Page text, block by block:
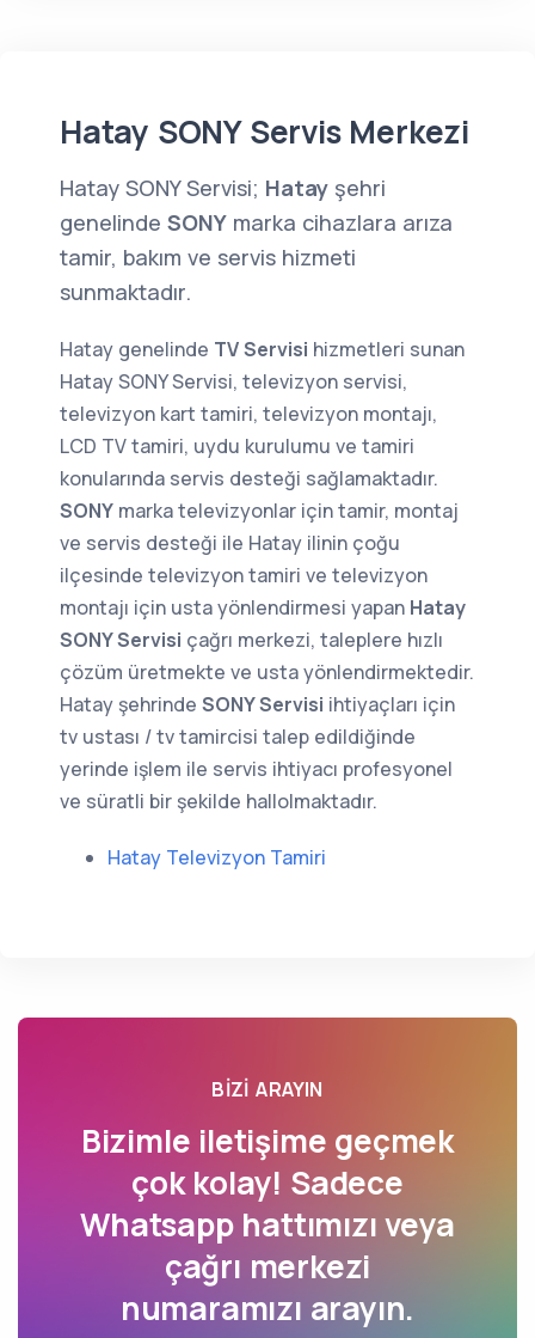
Hatay SONY Servis Merkezi
Hatay SONY Servisi; Hatay şehri
genelinde SONY marka cihazlara arıza
tamir, bakım ve servis hizmeti
sunmaktadır.
Hatay genelinde TV Servisi hizmetleri sunan
Hatay SONY Servisi, televizyon servisi,
televizyon kart tamiri, televizyon montajı,
LCD TV tamiri, uydu kurulumu ve tamiri
konularında servis desteği sağlamaktadır.
SONY marka televizyonlar için tamir, montaj
ve servis desteği ile Hatay ilinin çoğu
ilçesinde televizyon tamiri ve televizyon
montajı için usta yönlendirmesi yapan Hatay
SONY Servisi çağrı merkezi, taleplere hızlı
çözüm üretmekte ve usta yönlendirmektedir.
Hatay şehrinde SONY Servisi ihtiyaçları için
tv ustası / tv tamircisi talep edildiğinde
yerinde işlem ile servis ihtiyacı profesyonel
ve süratli bir şekilde hallolmaktadır.
Hatay Televizyon Tamiri
BIZI ARAYIN
Bizimle iletişime geçmek
çok kolay! Sadece
Whatsapp hattımızı veya
çağrı merkezi
numaramızı arayın.